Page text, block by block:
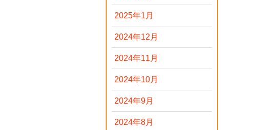
2025年1月
2024年12月
2024年11月
2024年10月
2024年9月
2024年8月